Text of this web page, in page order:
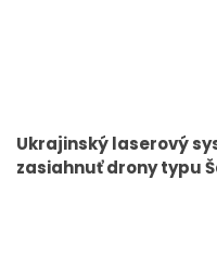
Ukrajinský laserový
zasiahnuť drony typu